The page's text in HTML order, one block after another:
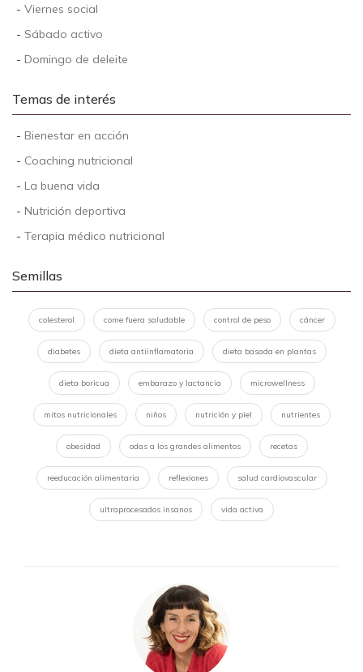
- Viernes social
- Sábado activo
- Domingo de deleite
Temas de interés
- Bienestar en acción
- Coaching nutricional
- La buena vida
- Nutrición deportiva
- Terapia médico nutricional
Semillas
colesterol come fuera saludable control de peso cáncer
diabetes dieta antiinflamatoria dieta basada en plantas
dieta boricua embarazo y lactancia microwellness
mitos nutricionales niños nutrición y piel nutrientes
obesidad odas a los grandes alimentos recetas
reeducación alimentaria reflexiones salud cardiovascular
ultraprocesados insanos vida activa